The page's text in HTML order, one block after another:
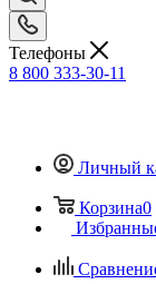
Телефоны
8 800 333-30-11
Личный
Корзина0